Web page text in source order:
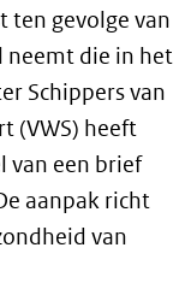
ten gevolge van
neemt die in het
Schippers van
(VWS) heeft
van een brief
aanpak richt
van